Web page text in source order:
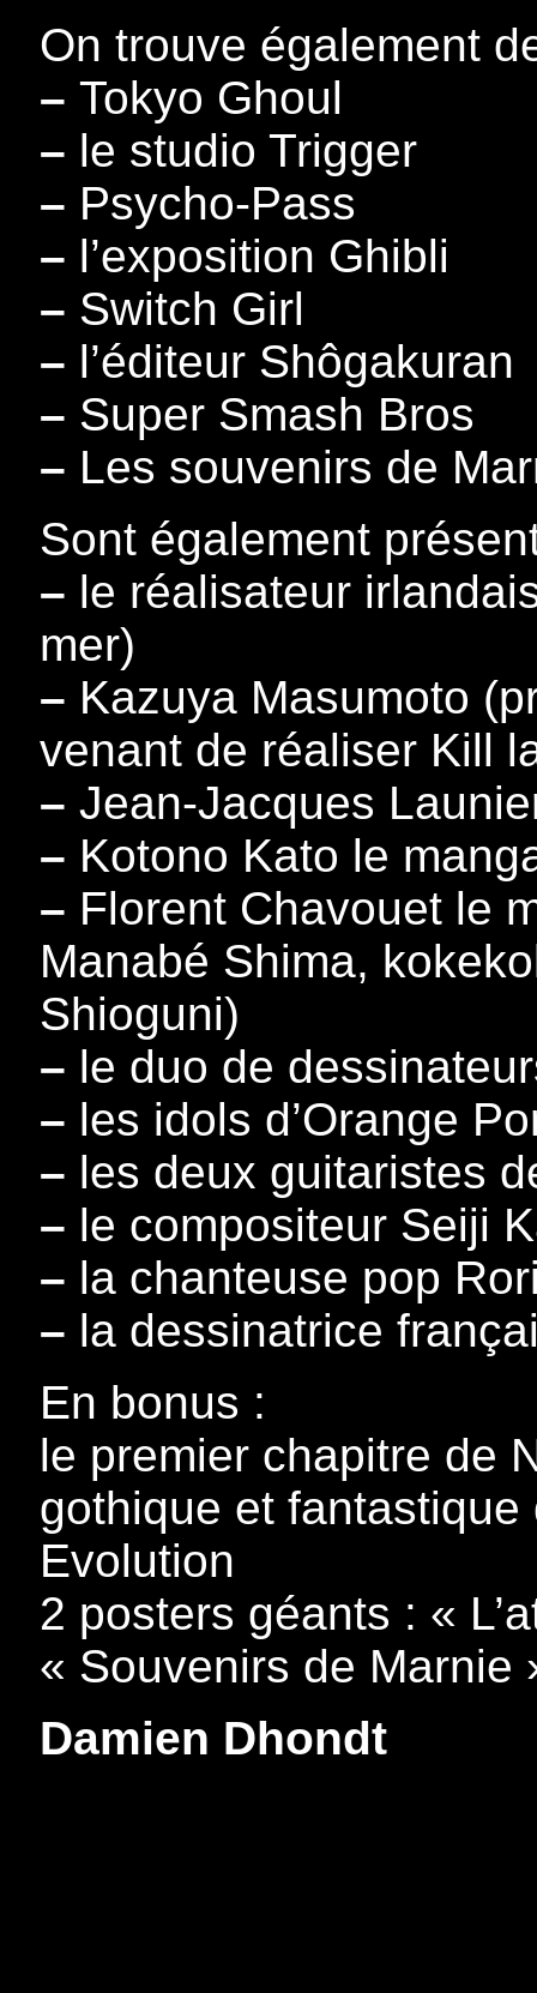
On trouve également
– Tokyo Ghoul
– le studio Trigger
– Psycho-Pass
– l’exposition Ghibli
– Switch Girl
– l’éditeur Shôgakuran
– Super Smash Bros
– Les souvenirs de
Sont également
– le réalisateur
mer)
– Kazuya Masumoto
venant de réaliser Kill
– Jean-Jacques
– Kotono Kato le
– Florent Chavouet le
Manabé Shima,
Shioguni)
– le duo de
– les idols d’Orange
– les deux guitaristes
– le compositeur Seiji
– la chanteuse pop
– la dessinatrice
En bonus :
le premier chapitre de
gothique et fantastique
Evolution
2 posters géants : «
« Souvenirs de Marnie
Damien Dhondt